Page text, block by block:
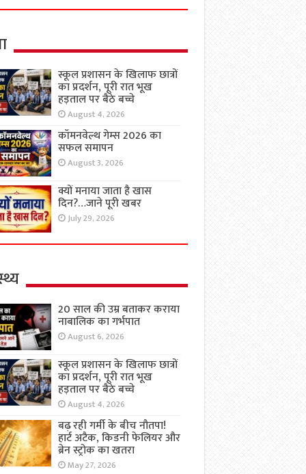
स्कूल प्रशासन के खिलाफ छात्रों
का प्रदर्शन, पूरी रात भूख
हड़ताल पर बैठे बच्चे
August 4, 2026
कॉमनवेल्थ गेम्स 2026 का
सफल समापन
August 3, 2026
क्यों मनाया जाता है खास
दिन?…जाने पूरी खबर
July 29, 2026
20 साल की उम्र बताकर कराया
नाबालिक का गर्भपात
August 6, 2026
स्कूल प्रशासन के खिलाफ छात्रों
का प्रदर्शन, पूरी रात भूख
हड़ताल पर बैठे बच्चे
August 4, 2026
बढ़ रही गर्मी के बीच नौतपा!
हार्ट अटैक, किडनी फेलियर और
ब्रेन स्ट्रोक का खतरा
May 27, 2026